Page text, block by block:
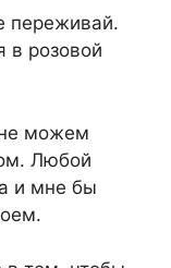
переживай.
в розовой
можем
Любой
и мне бы